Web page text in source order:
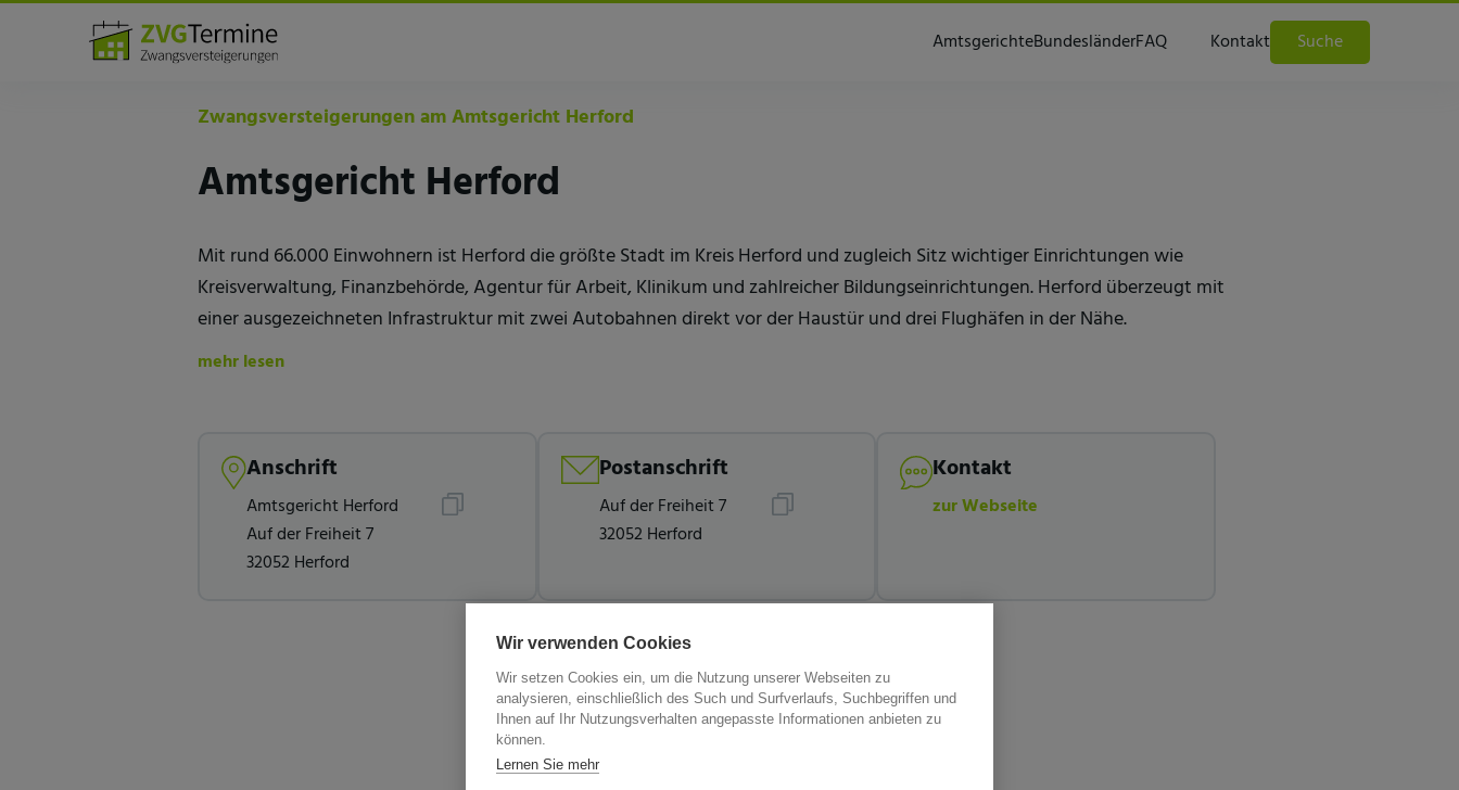
AmtsgerichteBundesländerFAQ Kontakt Suche
Amtsgerichte
Zwangsversteigerungen am Amtsgericht Herford
Amtsgericht Herford
Mit rund 66.000 Einwohnern ist Herford die größte Stadt im Kreis Herford und zugleich Sitz wichtiger Einrichtungen wie
Kreisverwaltung, Finanzbehörde, Agentur für Arbeit, Klinikum und zahlreicher Bildungseinrichtungen. Herford überzeugt mit
einer ausgezeichneten Infrastruktur mit zwei Autobahnen direkt vor der Haustür und drei Flughäfen in der Nähe.
mehr lesen
Anschrift
Amtsgericht Herford
Auf der Freiheit 7
32052 Herford
Postanschrift
Auf der Freiheit 7
32052 Herford
Kontakt
zur Webseite
Wir verwenden Cookies
Wir setzen Cookies ein, um die Nutzung unserer Webseiten zu
analysieren, einschließlich des Such und Surfverlaufs, Suchbegriffen und
Ihnen auf Ihr Nutzungsverhalten angepasste Informationen anbieten zu
können.
Lernen Sie mehr